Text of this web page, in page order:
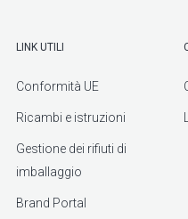
LINK UTILI
Conformità UE
Ricambi e istruzioni
Gestione dei rifiuti di
imballaggio
Brand Portal